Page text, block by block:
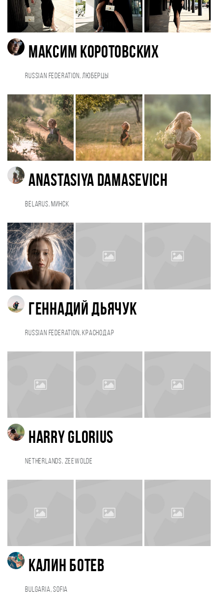
Максим Коротовских
Russian Federation, Люберцы
Anastasiya Damasevich
Belarus, Минск
Геннадий Дьячук
Russian Federation, Краснодар
Harry Glorius
Netherlands, Zeewolde
Калин Ботев
Bulgaria, Sofia